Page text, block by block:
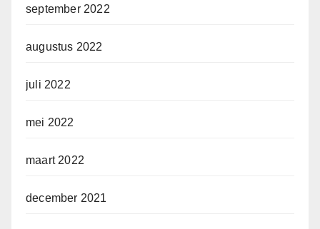
september 2022
augustus 2022
juli 2022
mei 2022
maart 2022
december 2021